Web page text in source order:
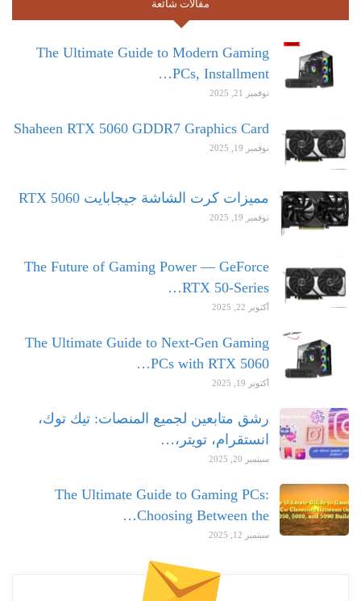
مقالات شائعة
The Ultimate Guide to Modern Gaming
PCs, Installment…
نوفمبر 21, 2025
Shaheen RTX 5060 GDDR7 Graphics Card
نوفمبر 19, 2025
مميزات كرت الشاشة جيجابايت RTX 5060
نوفمبر 19, 2025
The Future of Gaming Power — GeForce
RTX 50-Series…
أكتوبر 22, 2025
The Ultimate Guide to Next-Gen Gaming
PCs with RTX 5060…
أكتوبر 19, 2025
رشق متابعين لجميع المنصات: تيك توك،
انستقرام، تويتر،…
سبتمبر 20, 2025
The Ultimate Guide to Gaming PCs:
Choosing Between the…
سبتمبر 12, 2025